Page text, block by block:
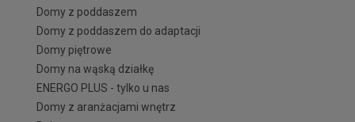
Domy z poddaszem
Domy z poddaszem do adaptacji
Domy piętrowe
Domy na wąską działkę
ENERGO PLUS - tylko u nas
Domy z aranżacjami wnętrz